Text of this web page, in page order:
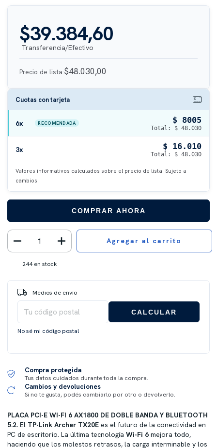
$39.384,60
Precio de lista:$48.030,00
Cuotas con tarjeta
6x RECOMENDADA $ 8005
Total: $ 48.030
3x $ 16.010
Total: $ 48.030
Valores informativos calculados sobre el precio de lista. Sujeto a
cambios.
COMPRAR AHORA
244en stock
Entregas para el CP:
Medios de envío
CALCULAR
No sé mi código postal
Compra protegida
Tus datos cuidados durante toda la compra.
Cambios y devoluciones
Si no te gusta, podés cambiarlo por otro o devolverlo.
PLACA PCI-E WI-FI 6 AX1800 DE DOBLE BANDA Y BLUETOOTH
5.2. El TP-Link Archer TX20E es el futuro de la conectividad en
PC de escritorio. La última tecnología Wi-Fi 6 mejora todo,
haciendo que los molestos retrasos, la carga interminable y los